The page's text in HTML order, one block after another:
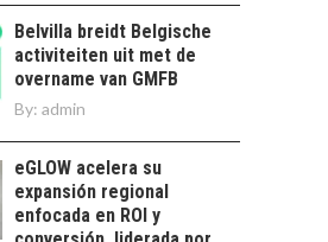
ineludible de…
COMO HUB
DE
AMÉRICA LATINA:
Y DESAFÍOS
Chile como hub
tecnológico de
América Latina:
y desafíos…
LA
Belvilla breidt Belgische
activiteiten uit met de
overname van GMFB
By: admin
eGLOW acelera su
expansión regional
enfocada en ROI y